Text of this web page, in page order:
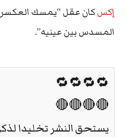
إكسكان عقل “يمسك
المسدس بين عينيه”.
🔁🔁🔁🔁
🔴🔴🔴🔴
يستحق النشر تخليدا